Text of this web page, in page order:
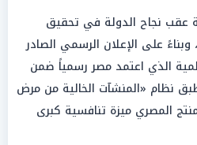
عقب نجاح الدولة في تحقيق
وبناءً على الإعلان الرسمي الصادر
الذي اعتمد مصر رسمياً ضمن
نظام «المنشآت الخالية من مرض
المصري ميزة تنافسية كبرى